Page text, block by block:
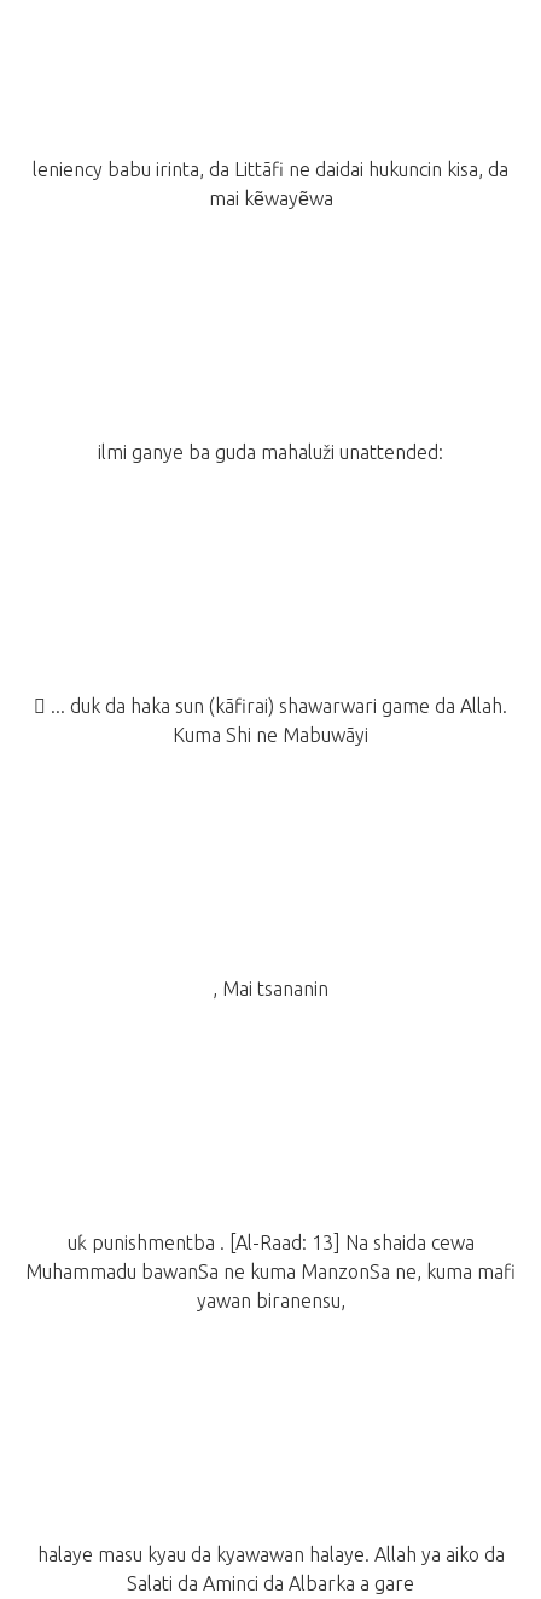
leniency babu irinta, da Littãfi ne daidai hukuncin kisa, da
mai kẽwayẽwa
ilmi ganye ba guda mahaluži unattended:
 ... duk da haka sun (kãfirai) shawarwari game da Allah.
Kuma Shi ne Mabuwãyi
, Mai tsananin
uƙ punishmentba . [Al-Raad: 13] Na shaida cewa
Muhammadu bawanSa ne kuma ManzonSa ne, kuma mafi
yawan biranensu,
halaye masu kyau da kyawawan halaye. Allah ya aiko da
Salati da Aminci da Albarka a gare